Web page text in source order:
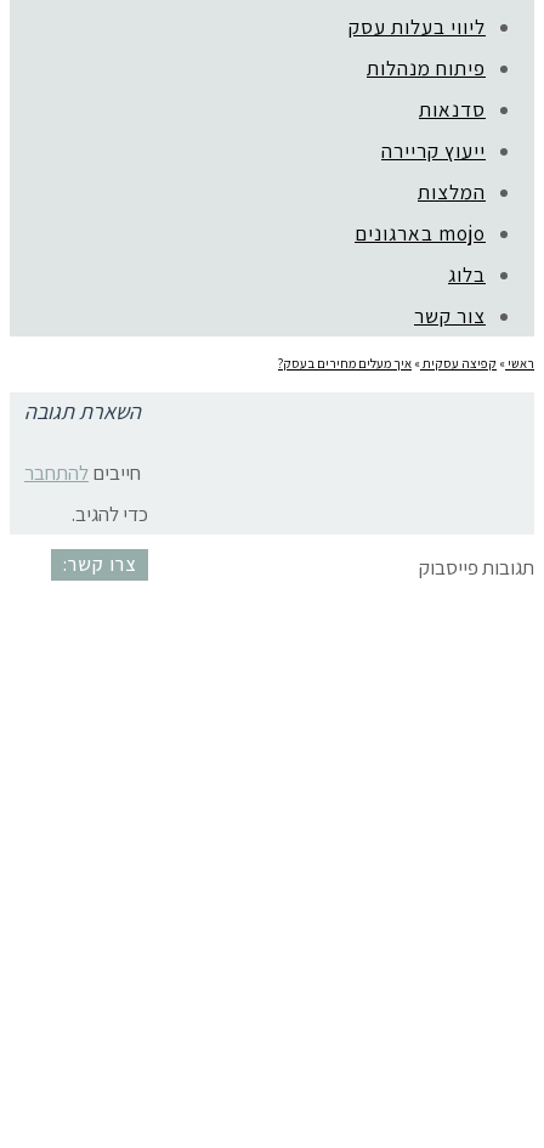
ליווי בעלות עסק
פיתוח מנהלות
סדנאות
ייעוץ קריירה
המלצות
mojo בארגונים
בלוג
צור קשר
ראשי » קפיצה עסקית» איך מעלים מחירים בעסק?
תגובות פייסבוק
השארת תגובה
חייביםלהתחבר
כדי להגיב.
צרו קשר:
קהילת סלוניקי 1, תל אביב |
© כל הזכויות שמורות לגלית שול |
נסטיה פייביש| ביצוע:zivuch